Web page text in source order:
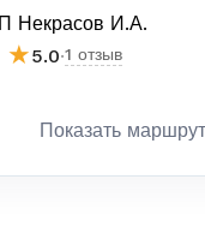
Некрасов И.А.
★5.0·1 отзыв
Показать маршрут